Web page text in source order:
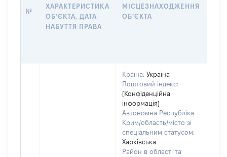
№
ХАРАКТЕРИСТИКА
ОБʼЄКТА, ДАТА
НАБУТТЯ ПРАВА
МІСЦЕЗНАХОДЖЕННЯ
ОБʼЄКТА
Країна: Україна
Поштовий індекс:
[Конфіденційна
інформація]
Автономна Республіка
Крим/область/місто зі
спеціальним статусом:
Харківська
Район в області та